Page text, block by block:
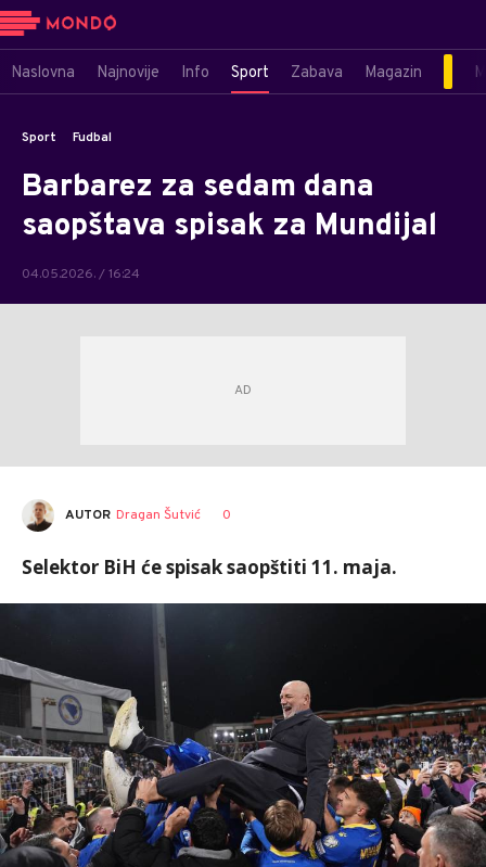
Naslovna Najnovije Info Sport Zabava Magazin
Sport Fudbal
Barbarez za sedam dana
saopštava spisak za Mundijal
04.05.2026. / 16:24
AUTOR Dragan Šutvić 0
Selektor BiH će spisak saopštiti 11. maja.